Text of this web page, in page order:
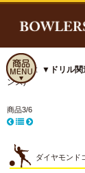
ホーム:: ▼ドリル関
ンス)
商品3/6
ダイヤモンド